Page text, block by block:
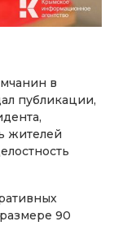
в
публикации,
жителей
90